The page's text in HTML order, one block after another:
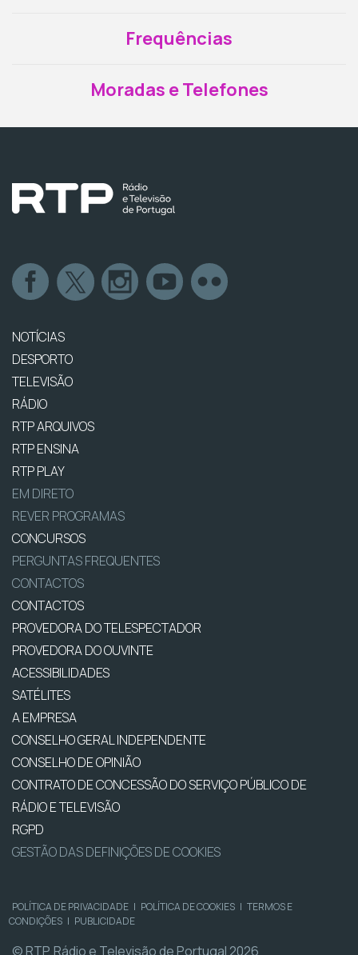
Frequências
Moradas e Telefones
NOTÍCIAS
DESPORTO
TELEVISÃO
RÁDIO
RTP ARQUIVOS
RTP ENSINA
RTP PLAY
EM DIRETO
REVER PROGRAMAS
CONCURSOS
PERGUNTAS FREQUENTES
CONTACTOS
CONTACTOS
PROVEDORA DO TELESPECTADOR
PROVEDORA DO OUVINTE
ACESSIBILIDADES
SATÉLITES
A EMPRESA
CONSELHO GERAL INDEPENDENTE
CONSELHO DE OPINIÃO
CONTRATO DE CONCESSÃO DO SERVIÇO PÚBLICO DE
RÁDIO E TELEVISÃO
RGPD
GESTÃO DAS DEFINIÇÕES DE COOKIES
POLÍTICA DE PRIVACIDADE | POLÍTICA DE COOKIES | TERMOS E
CONDIÇÕES | PUBLICIDADE
© RTP, Rádio e Televisão de Portugal 2026